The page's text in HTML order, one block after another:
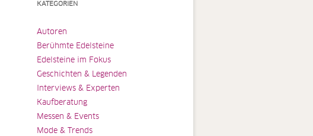
KATEGORIEN
Autoren
Berühmte Edelsteine
Edelsteine im Fokus
Geschichten & Legenden
Interviews & Experten
Kaufberatung
Messen & Events
Mode & Trends